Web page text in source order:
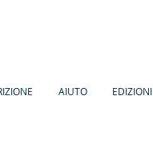
AIUTO EDIZIONI